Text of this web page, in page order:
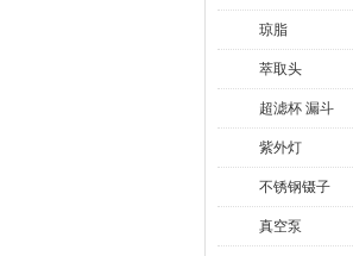
琼脂
萃取头
超滤杯 漏斗
紫外灯
不锈钢镊子
真空泵